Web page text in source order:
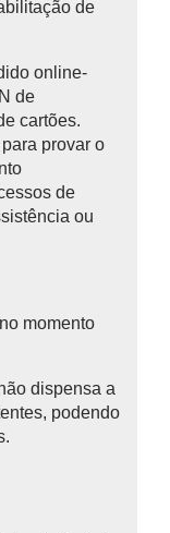
de
online-
de
cartões.
provar o
de
ou
momento
dispensa a
podendo